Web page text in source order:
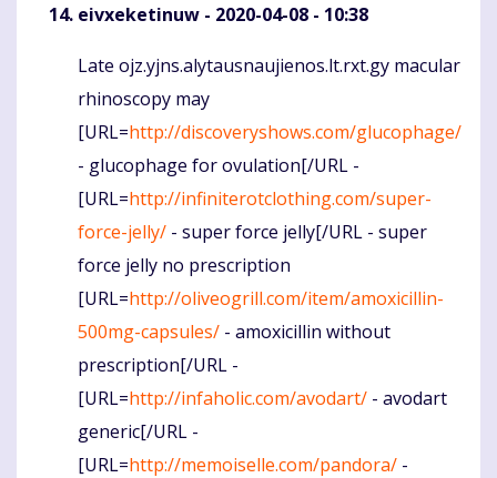
eivxeketinuw - 2020-04-08 - 10:38
Komentaras
Late ojz.yjns.alytausnaujienos.lt.rxt.gy macular
rhinoscopy may
[URL=http://discoveryshows.com/glucophage/
- glucophage for ovulation[/URL -
[URL=http://infiniterotclothing.com/super-
force-jelly/ - super force jelly[/URL - super
force jelly no prescription
[URL=http://oliveogrill.com/item/amoxicillin-
500mg-capsules/ - amoxicillin without
prescription[/URL -
[URL=http://infaholic.com/avodart/ - avodart
generic[/URL -
[URL=http://memoiselle.com/pandora/ -